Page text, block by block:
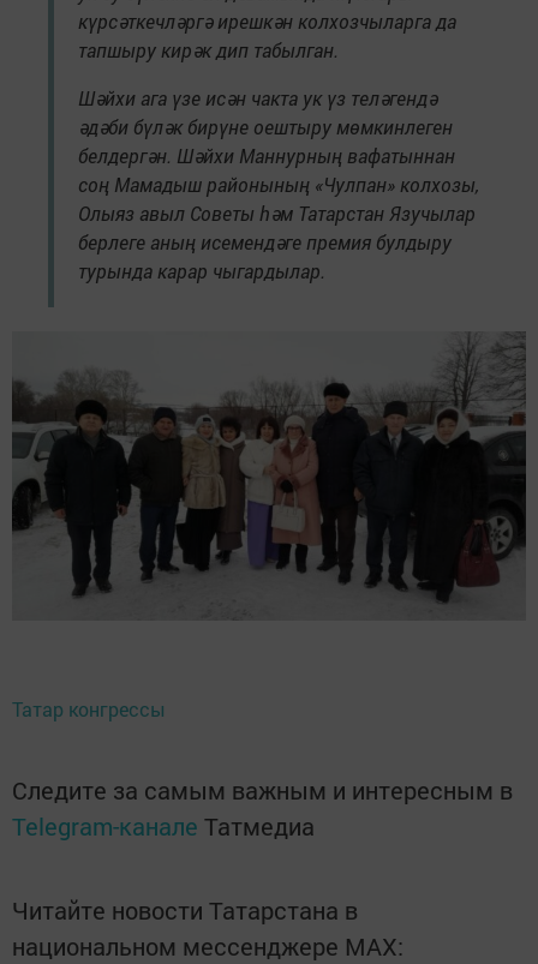
күрсәткечләргә ирешкән колхозчыларга да
тапшыру кирәк дип табылган.
Шәйхи ага үзе исән чакта ук үз теләгендә
әдәби бүләк бирүне оештыру мөмкинлеген
белдергән. Шәйхи Маннурның вафатыннан
соң Мамадыш районының «Чулпан» колхозы,
Олыяз авыл Советы һәм Татарстан Язучылар
берлеге аның исемендәге премия булдыру
турында карар чыгардылар.
Татар конгрессы
Следите за самым важным и интересным в
Telegram-канале Татмедиа
Читайте новости Татарстана в
национальном мессенджере MАХ: